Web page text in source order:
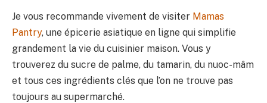
Je vous recommande vivement de visiter Mamas
Pantry, une épicerie asiatique en ligne qui simplifie
grandement la vie du cuisinier maison. Vous y
trouverez du sucre de palme, du tamarin, du nuoc-mâm
et tous ces ingrédients clés que l’on ne trouve pas
toujours au supermarché.